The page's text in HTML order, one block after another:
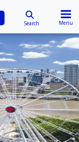
Search Menu